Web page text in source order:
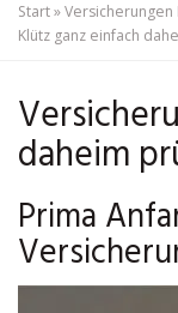
Start»
Klütz ganz einfach
daheim
Prima